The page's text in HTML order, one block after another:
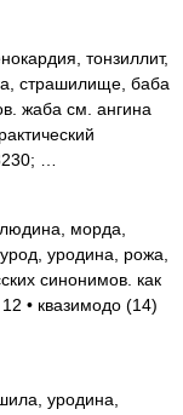
тонзиллит,
страшилище, баба
жаба см. ангина
…
морда,
уродина, рожа,
синонимов. как
• квазимодо (14)
уродина,